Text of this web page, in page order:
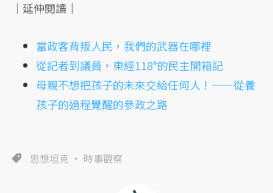
｜延伸閱讀｜
當政客背叛人民，我們的武器在哪裡
從記者到議員，東經118°的民主開箱記
母親不想把孩子的未來交給任何人！——從養
孩子的過程覺醒的參政之路
思想坦克 時事觀察